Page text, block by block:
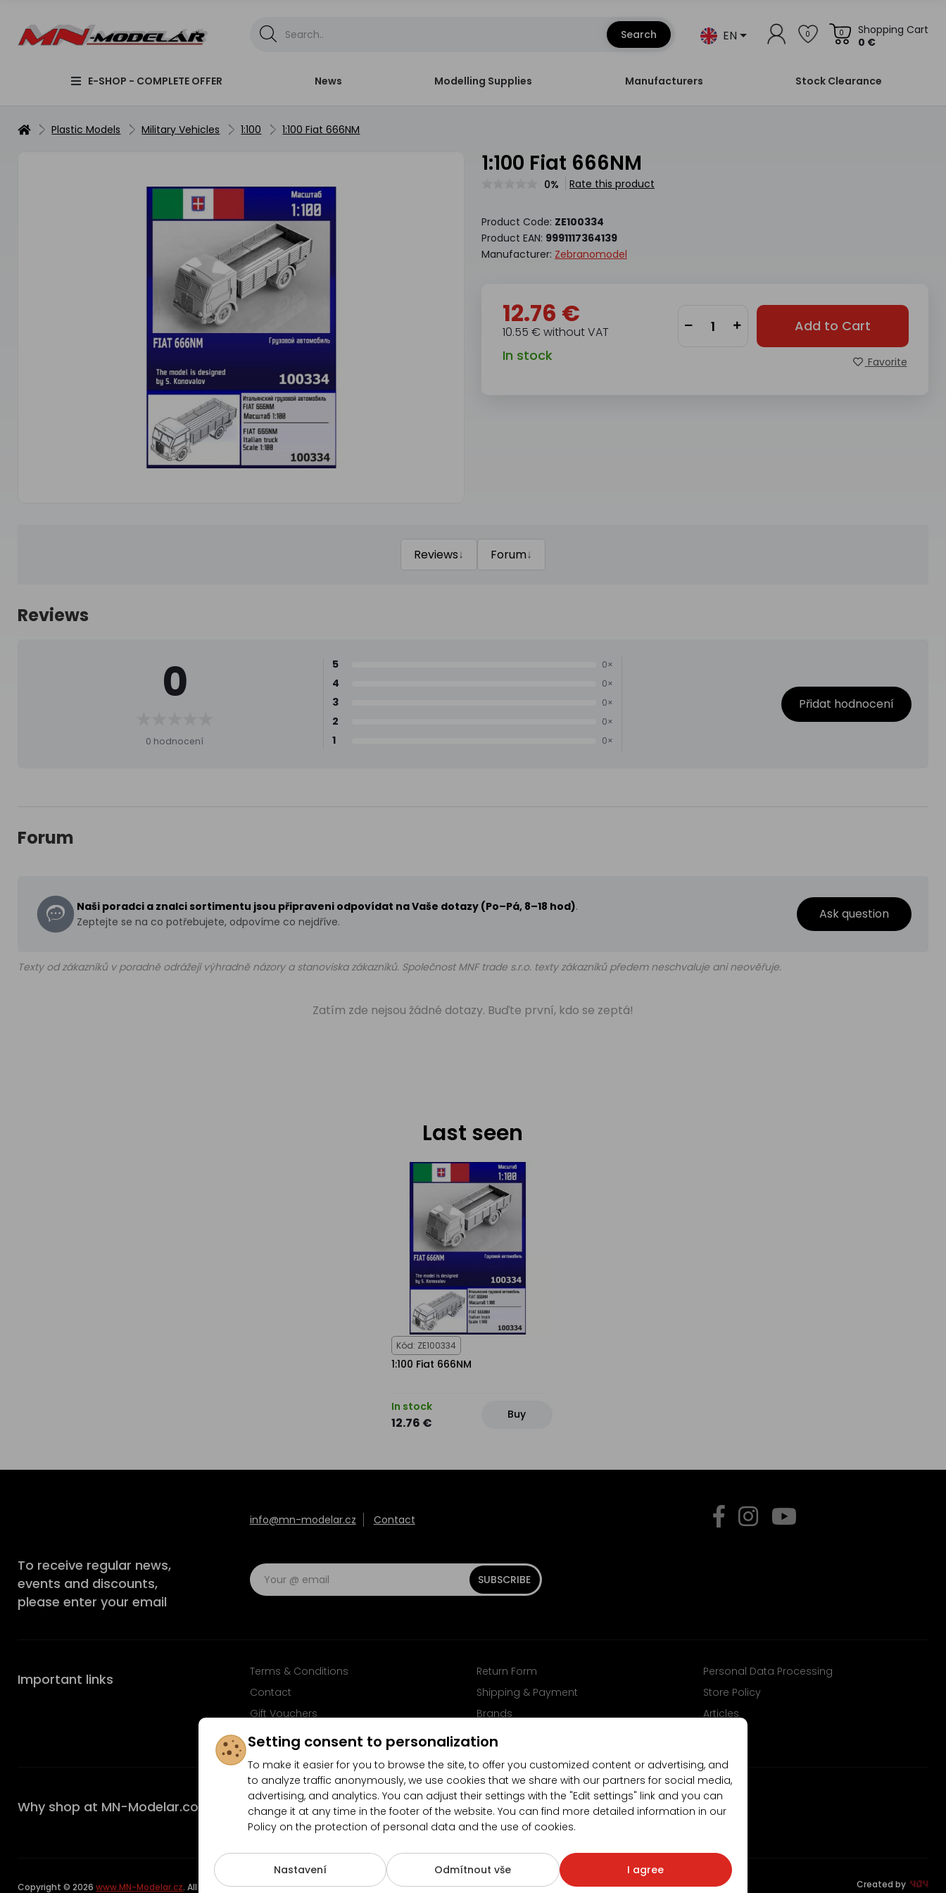
Search EN 0
Shopping Cart
0 €
0
E-SHOP - COMPLETE OFFER News Modelling Supplies Manufacturers Stock Clearance
Plastic Models Military Vehicles 1:100 1:100 Fiat 666NM
1:100 Fiat 666NM
0% Rate this product
Product Code: ZE100334
Product EAN: 9991117364139
Manufacturer: Zebranomodel
12.76 €
10.55 € without VAT
In stock
Add to Cart
Favorite
Reviews↓ Forum↓
Reviews
0
0 hodnocení
5 0×
4 0×
3 0×
2 0×
1 0×
Přidat hodnocení
Forum
Naši poradci a znalci sortimentu jsou připraveni odpovídat na Vaše dotazy (Po–Pá, 8–18 hod).
Zeptejte se na co potřebujete, odpovíme co nejdříve.
Ask question
Texty od zákazníků v poradně odrážejí výhradně názory a stanoviska zákazníků. Společnost MNF trade s.r.o. texty zákazníků předem neschvaluje ani neověřuje.
Zatím zde nejsou žádné dotazy. Buďte první, kdo se zeptá!
Last seen
Kód: ZE100334
1:100 Fiat 666NM
In stock
12.76 €
Buy
info@mn-modelar.cz Contact
To receive regular news,
events and discounts,
please enter your email
SUBSCRIBE
Important links Terms & Conditions Return Form
Personal Data Processing
Contact
Shipping & Payment
Store Policy
Gift Vouchers
Brands
Articles
FAQ
Follow us on Facebook
Why shop at MN-Modelar.com
4.9/5 (10481x) 4.5/5(189x)
Copyright © 2026www.MN-Modelar.cz. All rights reserved. Created by
Setting consent to personalization
To make it easier for you to browse the site, to offer you customized content or advertising, and
to analyze traffic anonymously, we use cookies that we share with our partners for social media,
advertising, and analytics. You can adjust their settings with the "Edit settings" link and you can
change it at any time in the footer of the website. You can find more detailed information in our
Policy on the protection of personal data and the use of cookies.
Nastavení Odmítnout vše I agree